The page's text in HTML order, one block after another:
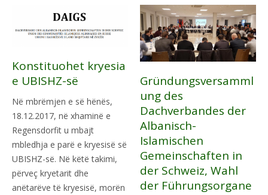
Konstituohet kryesia
e UBISHZ-së
Në mbrëmjen e së hënës,
18.12.2017, në xhaminë e
Regensdorfit u mbajt
mbledhja e parë e kryesisë së
UBISHZ-së. Në këtë takimi,
përveç kryetarit dhe
anëtarëve të kryesisë, morën
Gründungsversamml
ung des
Dachverbandes der
Albanisch-
Islamischen
Gemeinschaften in
der Schweiz, Wahl
der Führungsorgane